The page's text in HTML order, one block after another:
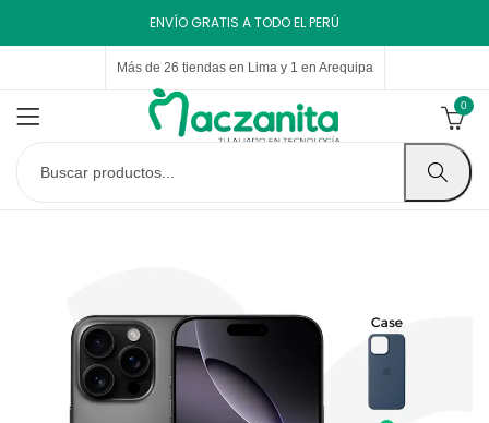
ENVÍO GRATIS A TODO EL PERÚ
Más de 26 tiendas en Lima y 1 en Arequipa
0